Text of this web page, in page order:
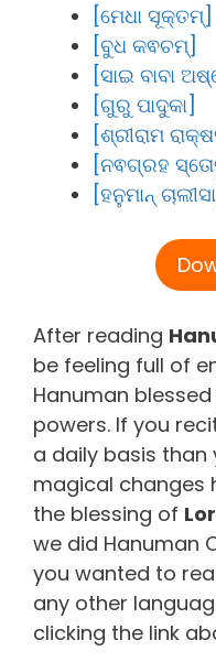
[ମେଧା ସୂକ୍ତମ୍]
[ବୁଧ କଵଚମ୍]
[ସାଇ ବାବା
[ଗୁରୁ ପାଦୁକା]
[ଶ୍ରୀରାମ
[ନଵଗ୍ରହ
[ହନୁମାନ୍
After reading
be feeling full of
Hanuman
powers. If you
a daily basis than
magical changes
the blessing of
we did Hanuman
you wanted to
any other
clicking the link